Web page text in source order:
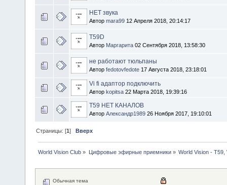
НЕТ звука
Автор mara99 12 Апреля 2018, 20:14:17
Т59D
Автор Маргарита 02 Сентября 2018, 13:58:30
не работают тюльпаны
Автор fedotovfedote 17 Августа 2018, 23:18:01
Vi fi адаптор подключить
Автор kopitsa 22 Марта 2018, 19:39:16
T59 НЕТ КАНАЛОВ
Автор Александр1989 26 Ноября 2017, 19:10:01
Страницы: [1]Вверх
World Vision Club » Цифровые эфирные приемники» World Vision - Т59,
Обычная тема